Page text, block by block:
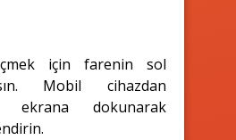
için farenin sol
Mobil cihazdan
ekrana dokunarak